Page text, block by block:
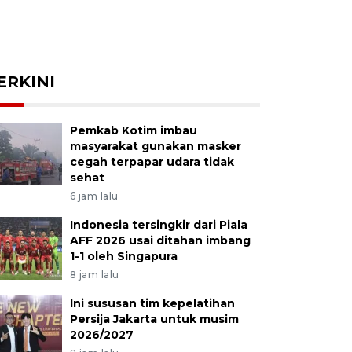
Pemkab Kotim imbau
masyarakat gunakan masker
cegah terpapar udara tidak
sehat
6 jam lalu
Indonesia tersingkir dari Piala
AFF 2026 usai ditahan imbang
1-1 oleh Singapura
8 jam lalu
Ini sususan tim kepelatihan
Persija Jakarta untuk musim
2026/2027